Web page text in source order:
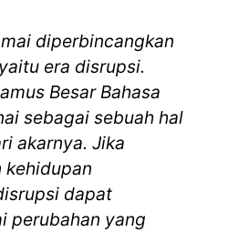
diperbincangkan
era disrupsi.
Besar Bahasa
sebagai sebuah hal
akarnya. Jika
kehidupan
dapat
perubahan yang